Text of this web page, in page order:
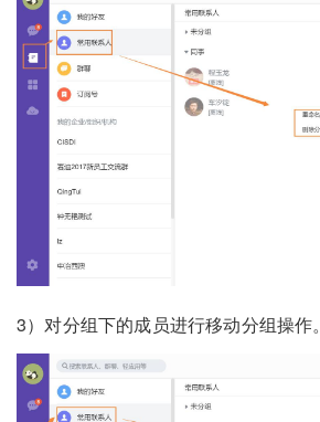
3）对分组下的成员进行移动分组操作。